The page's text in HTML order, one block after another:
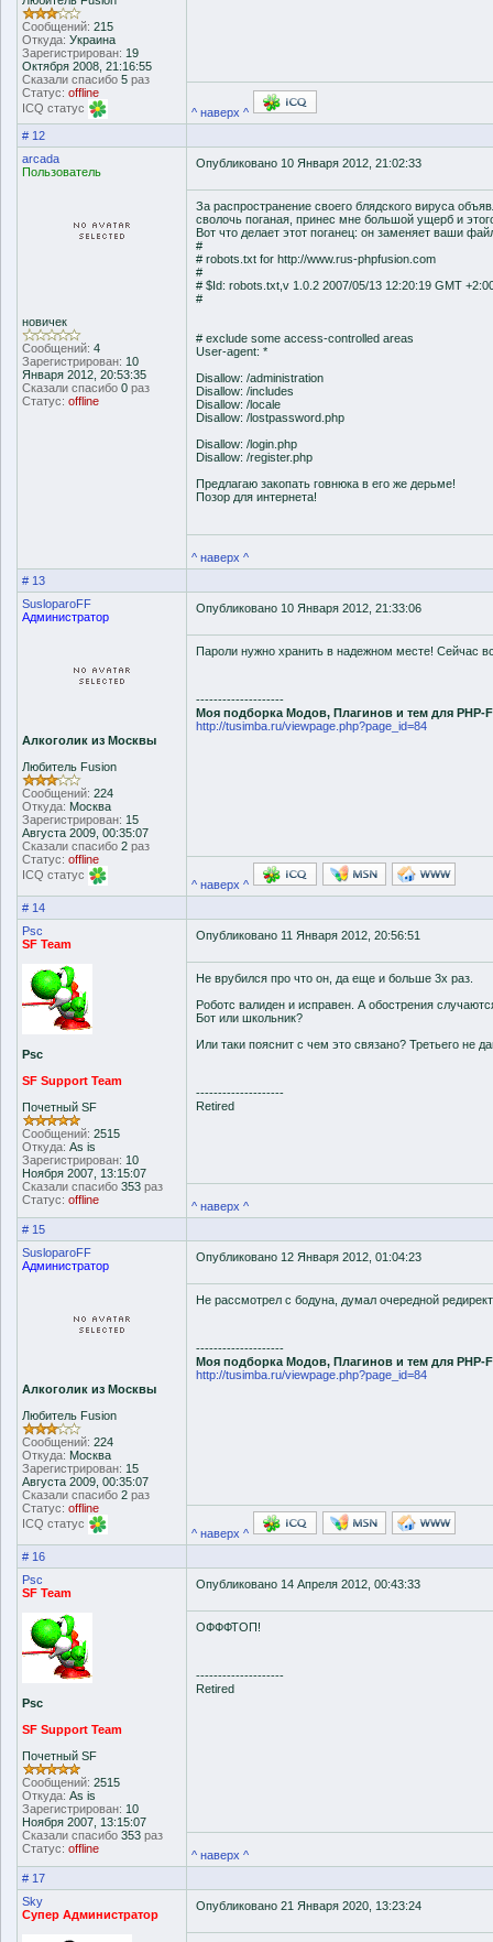
Сообщений: 215
Откуда: Украина
Зарегистрирован: 19
Октября 2008, 21:16:55
Сказали спасибо 5 раз
Статус: offline
ICQ статус
^ наверх ^
# 12
arcada
Пользователь
новичек
Сообщений: 4
Зарегистрирован: 10
Января 2012, 20:53:35
Сказали спасибо 0 раз
Статус: offline
Опубликовано 10 Января 2012, 21:02:33
За распространение своего блядского вируса
сволочь поганая, принес мне большой ущерб и
Вот что делает этот поганец: он заменяет ваши
#
# robots.txt for http://www.rus-phpfusion.com
#
# $Id: robots.txt,v 1.0.2 2007/05/13 12:20:19 GMT
#
# exclude some access-controlled areas
User-agent: *
Disallow: /administration
Disallow: /includes
Disallow: /locale
Disallow: /lostpassword.php
Disallow: /login.php
Disallow: /register.php
Предлагаю закопать говнюка в его же дерьме!
Позор для интернета!
^ наверх ^
# 13
SusloparoFF
Администратор
Алкоголик из Москвы
Любитель Fusion
Сообщений: 224
Откуда: Москва
Зарегистрирован: 15
Августа 2009, 00:35:07
Сказали спасибо 2 раз
Статус: offline
ICQ статус
Опубликовано 10 Января 2012, 21:33:06
Пароли нужно хранить в надежном месте! Сейчас
--------------------
Моя подборка Модов, Плагинов и тем для PHP-
http://tusimba.ru/viewpage.php?page_id=84
^ наверх ^
# 14
Psc
SF Team
Psc
SF Support Team
Почетный SF
Сообщений: 2515
Откуда: As is
Зарегистрирован: 10
Ноября 2007, 13:15:07
Сказали спасибо 353 раз
Статус: offline
Опубликовано 11 Января 2012, 20:56:51
Не врубился про что он, да еще и больше 3х раз.
Роботс валиден и исправен. А обострения
Бот или школьник?
Или таки пояснит с чем это связано? Третьего не
--------------------
Retired
^ наверх ^
# 15
SusloparoFF
Администратор
Алкоголик из Москвы
Любитель Fusion
Сообщений: 224
Откуда: Москва
Зарегистрирован: 15
Августа 2009, 00:35:07
Сказали спасибо 2 раз
Статус: offline
ICQ статус
Опубликовано 12 Января 2012, 01:04:23
Не рассмотрел с бодуна, думал очередной
--------------------
Моя подборка Модов, Плагинов и тем для PHP-
http://tusimba.ru/viewpage.php?page_id=84
^ наверх ^
# 16
Psc
SF Team
Psc
SF Support Team
Почетный SF
Сообщений: 2515
Откуда: As is
Зарегистрирован: 10
Ноября 2007, 13:15:07
Сказали спасибо 353 раз
Статус: offline
Опубликовано 14 Апреля 2012, 00:43:33
ОФФФТОП!
--------------------
Retired
^ наверх ^
# 17
Sky
Супер Администратор
Опубликовано 21 Января 2020, 13:23:24